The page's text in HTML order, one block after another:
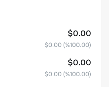
$0.00
$0.00 (%100.00)
$0.00
$0.00 (%100.00)